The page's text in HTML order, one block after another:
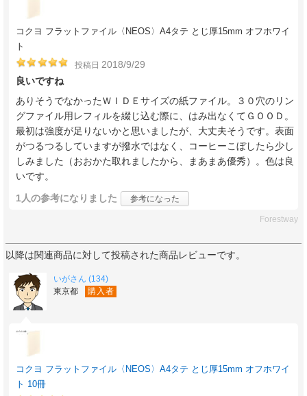
コクヨ フラットファイル〈NEOS〉A4タテ とじ厚15mm オフホワイ
ト
投稿日 2018/9/29
良いですね
ありそうでなかったＷＩＤＥサイズの紙ファイル。３０穴のリン
グファイル用レフィルを綴じ込む際に、はみ出なくてＧＯＯＤ。
最初は強度が足りないかと思いましたが、大丈夫そうです。表面
がつるつるしていますが撥水ではなく、コーヒーこぼしたら少し
しみました（おおかた取れましたから、まあまあ優秀）。色は良
いです。
1人の参考になりました 参考になった
Forestway
以降は関連商品に対して投稿された商品レビューです。
いがさん (134)
東京都
購入者
コクヨ フラットファイル〈NEOS〉A4タテ とじ厚15mm オフホワイ
ト 10冊